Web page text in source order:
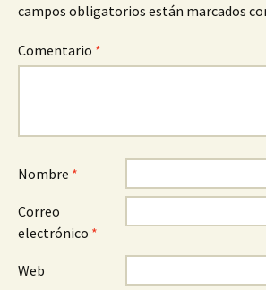
campos obligatorios están marcados
Comentario *
Nombre *
Correo
electrónico *
Web